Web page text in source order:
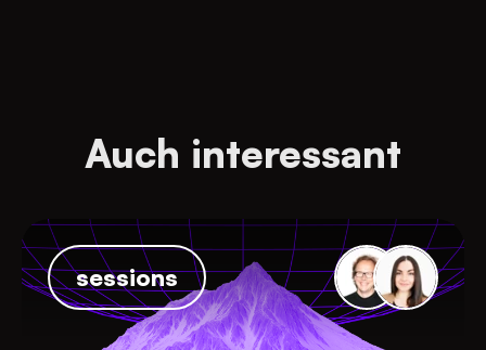
Auch interessant
sessions